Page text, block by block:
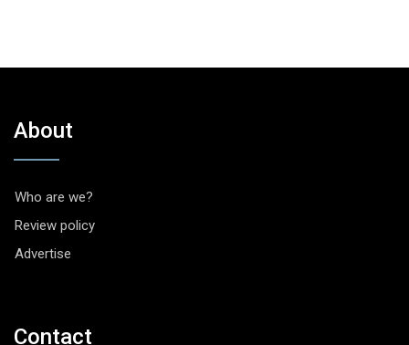
About
Who are we?
Review policy
Advertise
Contact